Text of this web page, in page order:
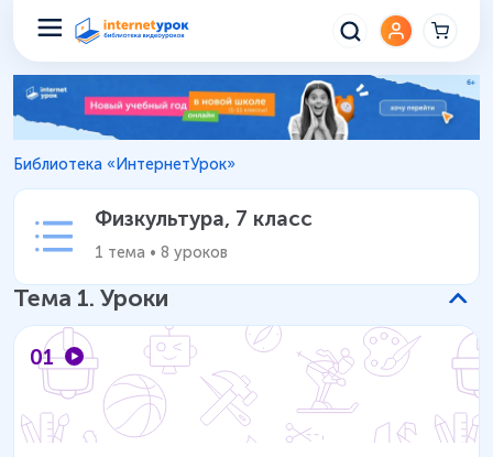
Физкультура 7 класс – Уроки
Библиотека «ИнтернетУрок»
Физкультура, 7 класс
1 тема • 8 уроков
Тема 1. Уроки
01